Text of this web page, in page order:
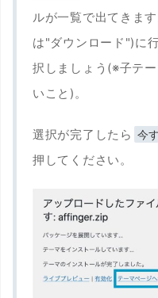
ルが一覧で出てきま
は"ダウンロード")に
択しましょう(※子テ
いこと)。
選択が完了したら 今
押してください。